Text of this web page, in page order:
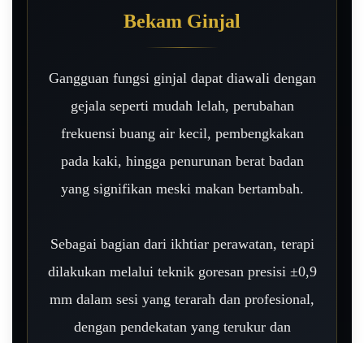
Bekam Ginjal
Gangguan fungsi ginjal dapat diawali dengan
gejala seperti mudah lelah, perubahan
frekuensi buang air kecil, pembengkakan
pada kaki, hingga penurunan berat badan
yang signifikan meski makan bertambah.
Sebagai bagian dari ikhtiar perawatan, terapi
dilakukan melalui teknik goresan presisi ±0,9
mm dalam sesi yang terarah dan profesional,
dengan pendekatan yang terukur dan